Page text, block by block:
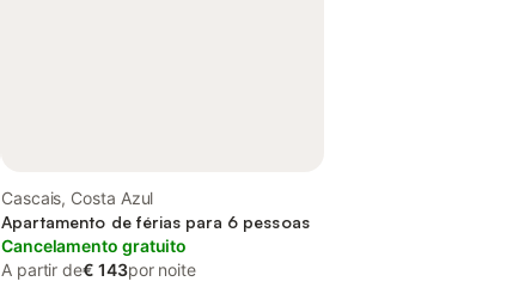
Cascais, Costa Azul
Apartamento de férias para 6 pessoas
Cancelamento gratuito
A partir de€ 143por noite